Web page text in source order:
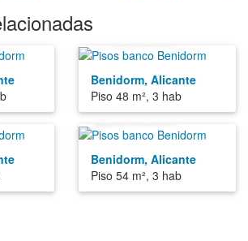
Benidorm, Alicante
Piso 48 m², 3 hab
206.000€
Benidorm, Alicante
Piso 54 m², 3 hab